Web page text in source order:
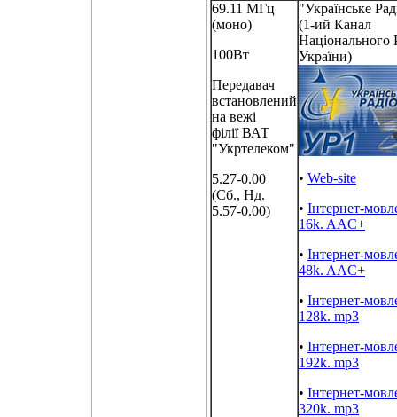
69.11 МГц
(моно)
100Вт
Передавач
встановлений
на вежі
філії ВАТ
"Укртелеком"
5.27-0.00
(Сб., Нд.
5.57-0.00)
"Українське
(1-ий Канал
Національного
України)
• Web-site
• Інтернет-
16k. AAC+
• Інтернет-
48k. AAC+
• Інтернет-
128k. mp3
• Інтернет-
192k. mp3
• Інтернет-
320k. mp3